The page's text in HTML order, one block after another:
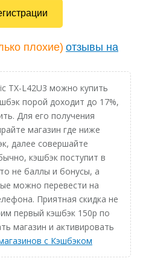
плохие) отзывы на
TX-L42U3 можно купить
порой доходит до 17%,
Для его получения
магазин где ниже
далее совершайте
кэшбэк поступит в
не баллы и бонусы, а
можно перевести на
Приятная скидка не
первый кэшбэк 150р по
магазин и активировать
с Кэшбэком